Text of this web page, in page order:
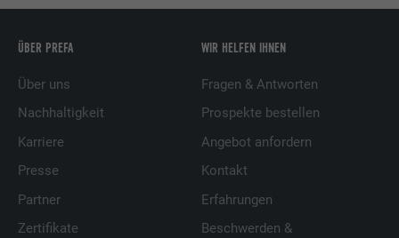
ÜBER PREFA
Über uns
Nachhaltigkeit
Karriere
Presse
Partner
Zertifikate
WIR HELFEN IHNEN
Fragen & Antworten
Prospekte bestellen
Angebot anfordern
Kontakt
Erfahrungen
Beschwerden &